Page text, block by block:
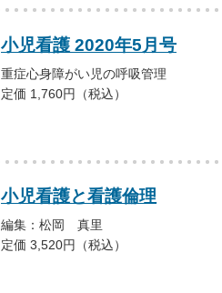
小児看護 2020年5月号
重症心身障がい児の呼吸管理
定価 1,760円（税込）
小児看護と看護倫理
編集：松岡 真里
定価 3,520円（税込）